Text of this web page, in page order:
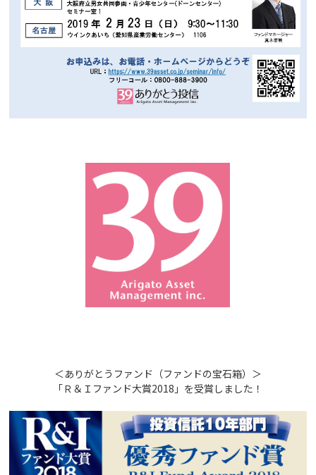
＜ありがとうファンド（ファンドの宝石箱）＞
「Ｒ＆Ｉファンド大賞2018」を受賞しました！